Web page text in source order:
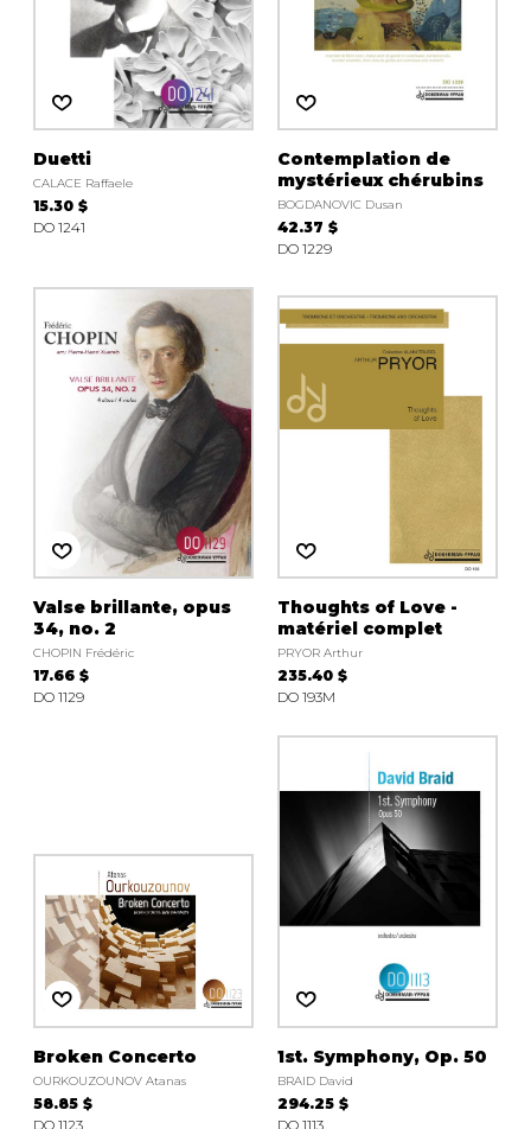
Duetti
CALACE Raffaele
15.30 $
DO 1241
Contemplation de
mystérieux chérubins
BOGDANOVIC Dusan
42.37 $
DO 1229
Valse brillante, opus
34, no. 2
CHOPIN Frédéric
17.66 $
DO 1129
Thoughts of Love -
matériel complet
PRYOR Arthur
235.40 $
DO 193M
Broken Concerto
OURKOUZOUNOV Atanas
58.85 $
DO 1123
1st. Symphony, Op. 50
BRAID David
294.25 $
DO 1113